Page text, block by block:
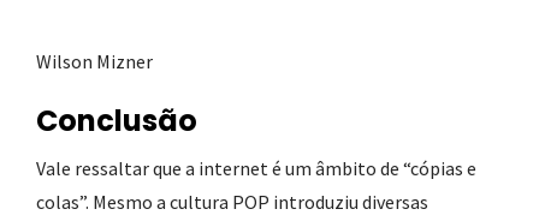
Wilson Mizner
Conclusão
Vale ressaltar que a internet é um âmbito de “cópias e
colas”. Mesmo a cultura POP introduziu diversas